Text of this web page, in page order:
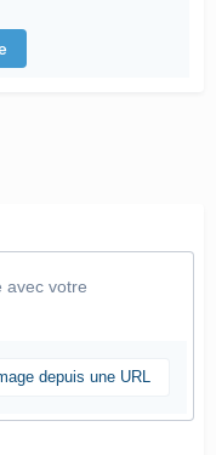
avec votre
depuis une URL